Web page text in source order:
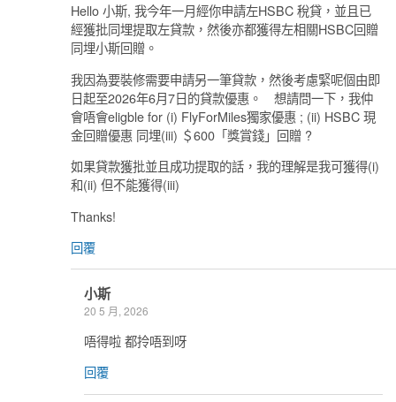
Hello 小斯, 我今年一月經你申請左HSBC 稅貸，並且已
經獲批同埋提取左貸款，然後亦都獲得左相關HSBC回贈
同埋小斯回贈。
我因為要裝修需要申請另一筆貸款，然後考慮緊呢個由即
日起至2026年6月7日的貸款優惠。 想請問一下，我仲
會唔會eligble for (i) FlyForMiles獨家優惠 ; (ii) HSBC 現
金回贈優惠 同埋(iii) ＄600「獎賞錢」回贈 ?
如果貸款獲批並且成功提取的話，我的理解是我可獲得(i)
和(ii) 但不能獲得(iii)
Thanks!
回覆
小斯
20 5 月, 2026
唔得啦 都拎唔到呀
回覆